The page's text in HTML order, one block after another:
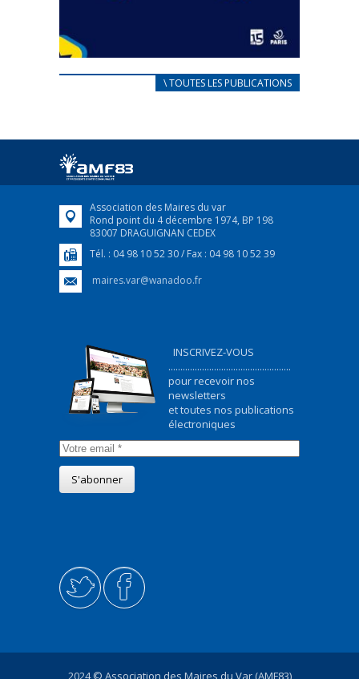
CARNET D’ACCUEIL
Afin d’accompagner au mieux les réfugiés
FEUILLETER
\ TOUTES LES PUBLICATIONS
Association des Maires du var
Rond point du 4 décembre 1974, BP 198
83007 DRAGUIGNAN CEDEX
Tél. : 04 98 10 52 30 / Fax : 04 98 10 52 39
maires.var@wanadoo.fr
INSCRIVEZ-VOUS
...................................................
pour recevoir nos
newsletters
et toutes nos publications
électroniques
2024 © Association des Maires du Var (AMF83)